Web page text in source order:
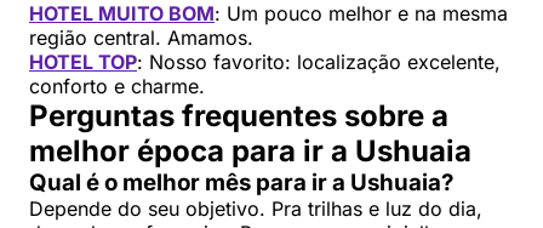
HOTEL MUITO BOM: Um pouco melhor e na mesma
região central. Amamos.
HOTEL TOP: Nosso favorito: localização excelente,
conforto e charme.
Perguntas frequentes sobre a
melhor época para ir a Ushuaia
Qual é o melhor mês para ir a Ushuaia?
Depende do seu objetivo. Pra trilhas e luz do dia,